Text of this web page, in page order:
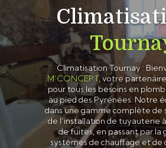
Climatisation Tournay :
M’CONCEPT, votre
pour tous les besoins en
au pied des Pyrénées. Notre
dans une gamme complète de
de l’installation de tuyauterie
de fuites, en passant par la
systèmes de chauffage et de